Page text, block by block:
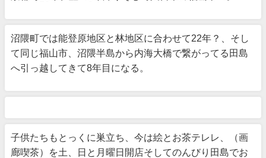
沼隈町では能登原地区と林地区に合わせて22年？、そし
て同じ福山市、沼隈半島から内海大橋で繋がってる田島
へ引っ越してきて8年目になる。
子供たちもとっくに巣立ち、今は絵とお茶テレレ、（画
廊喫茶）を土、日と月曜日開店そしてのんびり田島でお